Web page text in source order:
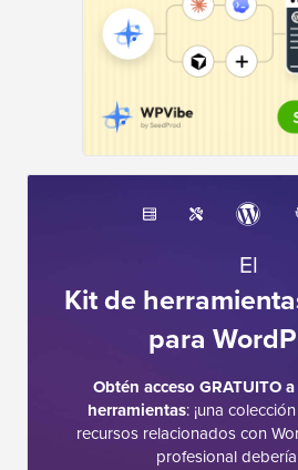
El
Kit de
para
Obtén acceso GRATUITO
herramientas: ¡una
recursos relacionados con
profesional